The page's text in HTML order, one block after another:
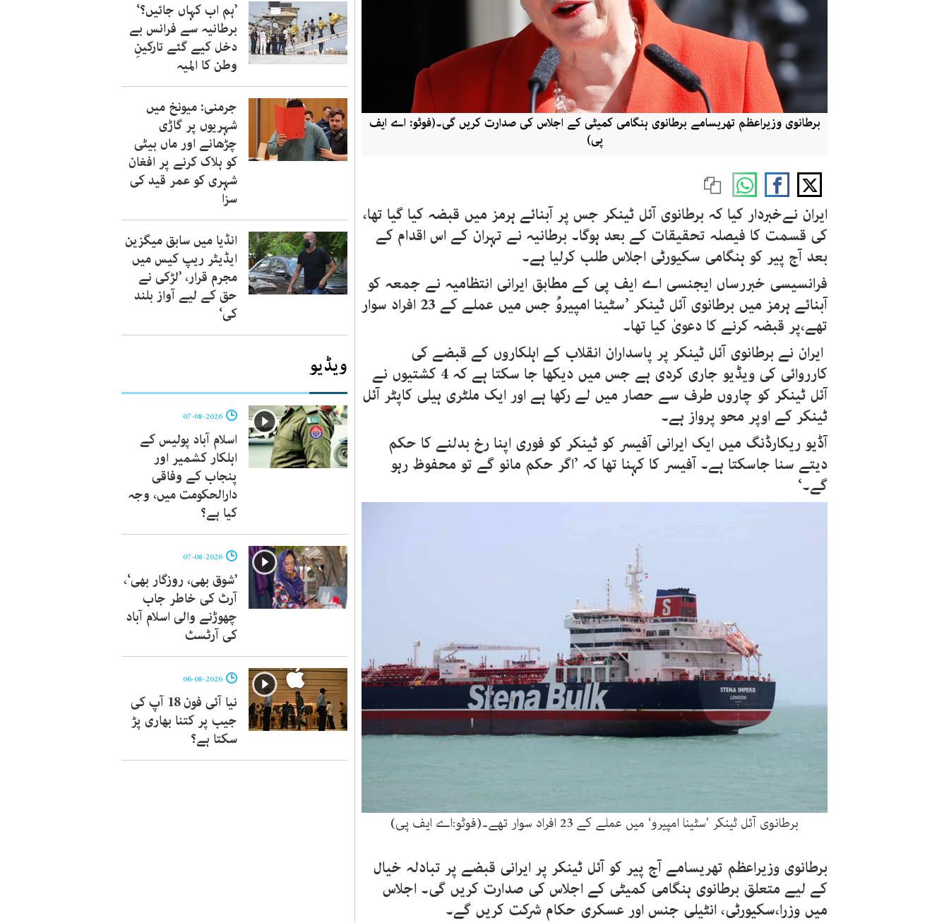
برطانوی وزیراعظم تھریسامے برطانوی ہنگامی کمیٹی کے اجلاس کی صدارت کریں گی۔(فوٹو: اے ایف
پی)
ایران نےخبردار کیا کہ برطانوی آئل ٹینکر جس پر آبنائے ہرمز میں قبضہ کیا گیا تھا،
کی قسمت کا فیصلہ تحقیقات کے بعد ہوگا۔ برطانیہ نے تہران کے اس اقدام کے
بعد آج پیر کو ہنگامی سکیورٹی اجلاس طلب کرلیا ہے۔
فرانسیسی خبررساں ایجنسی اے ایف پی کے مطابق ایرانی انتظامیہ نے جمعہ کو
آبنائے ہرمز میں برطانوی آئل ٹینکر ’سٹینا امپیروُ جس میں عملے کے 23 افراد سوار
تھے،پر قبضہ کرنے کا دعویٰ کیا تھا۔
ایران نے برطانوی آئل ٹینکر پر پاسداران انقلاب کے اہلکاروں کے قبضے کی
کارروائی کی ویڈیو جاری کردی ہے جس میں دیکھا جا سکتا ہے کہ 4 کشتیوں نے
آئل ٹینکر کو چاروں طرف سے حصار میں لے رکھا ہے اور ایک ملٹری ہیلی کاپٹر آئل
ٹینکر کے اوپر محو پرواز ہے۔
آڈیو ریکارڈنگ میں ایک ایرانی آفیسر کو ٹینکر کو فوری اپنا رخ بدلنے کا حکم
دیتے سنا جاسکتا ہے۔ آفیسر کا کہنا تھا کہ ’اگر حکم مانو گے تو محفوظ رہو
گے۔‘
برطانوی آئل ٹینکر ’سٹینا امپیرو‘ میں عملے کے 23 افراد سوار تھے۔(فوٹو:اے ایف پی)
برطانوی وزیراعظم تھریسامے آج پیر کو آئل ٹینکر پر ایرانی قبضے پر تبادلہ خیال
کے لیے متعلق برطانوی ہنگامی کمیٹی کے اجلاس کی صدارت کریں گی۔ اجلاس
میں وزرا،سکیورٹی، انٹیلی جنس اور عسکری حکام شرکت کریں گے۔
’ہم اب کہاں جائیں؟‘
برطانیہ سے فرانس بے
دخل کیے گئے تارکینِ
وطن کا المیہ
جرمنی: میونخ میں
شہریوں پر گاڑی
چڑھانے اور ماں بیٹی
کو ہلاک کرنے پر افغان
شہری کو عمر قید کی
سزا
انڈیا میں سابق میگزین
ایڈیٹر ریپ کیس میں
مجرم قرار، ’لڑکی نے
حق کے لیے آواز بلند
کی‘
ویڈیو
اسلام آباد پولیس کے
اہلکار کشمیر اور
پنجاب کے وفاقی
دارالحکومت میں، وجہ
کیا ہے؟
’شوق بھی، روزگار بھی‘،
آرٹ کی خاطر جاب
چھوڑنے والی اسلام آباد
کی آرٹسٹ
نیا آئی فون 18 آپ کی
جیب پر کتنا بھاری پڑ
سکتا ہے؟